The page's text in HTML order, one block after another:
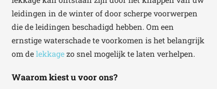
leidingen in de winter of door scherpe voorwerpen
die de leidingen beschadigd hebben. Om een
ernstige waterschade te voorkomen is het belangrijk
om delekkagezo snel mogelijk te laten verhelpen.
Waarom kiest u voor ons?